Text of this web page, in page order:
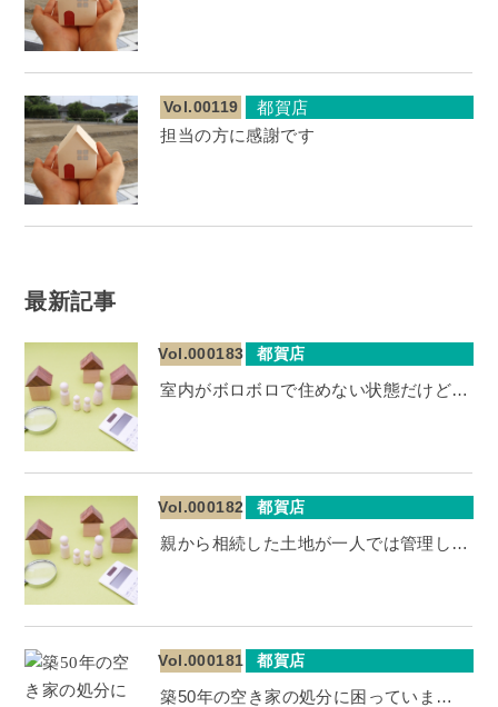
Vol.00119
都賀店
担当の方に感謝です
最新記事
Vol.000183 都賀店
室内がボロボロで住めない状態だけど…
Vol.000182 都賀店
親から相続した土地が一人では管理し…
Vol.000181 都賀店
築50年の空き家の処分に困っていま…